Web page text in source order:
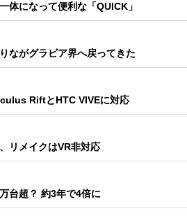
体になって便利な「QUICK」
ながグラビア界へ戻ってきた
RiftとHTC VIVEに対応
リメイクはVR非対応
台超？ 約3年で4倍に